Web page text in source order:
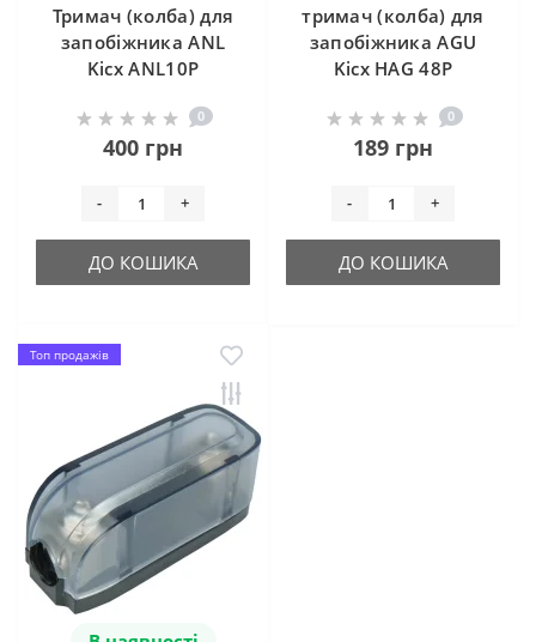
Тримач (колба) для
запобіжника ANL
Kicx ANL10P
0
400 грн
- +
ДО КОШИКА
тримач (колба) для
запобіжника AGU
Kicx HAG 48P
0
189 грн
- +
ДО КОШИКА
Топ продажів